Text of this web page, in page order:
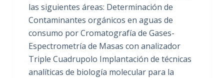
las siguientes áreas: Determinación de
Contaminantes orgánicos en aguas de
consumo por Cromatografía de Gases-
Espectrometría de Masas con analizador
Triple Cuadrupolo Implantación de técnicas
analíticas de biología molecular para la